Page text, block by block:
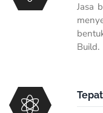
Jasa
Build.